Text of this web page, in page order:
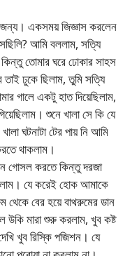
জন্য। একসময় জিজ্ঞাস করলেন
আমি বললাম, সত্যি
তোমার ঘরে ঢোকার সাহস
তাই ঢুকে ছিলাম, তুমি সত্যি
গালে একটু হাত দিয়েছিলাম,
শুনে খালা সে কি যে
ঘটনাটা টের পায় নি আমি
থাকলাম।
গোসল করতে কিন্তু দরজা
যে করেই হোক আমাকে
বের হয়ে বাথরুমের ডান
উকি মারা শুরু করলাম, খুব কষ্ট
খুব রিস্কি পজিশন। যে